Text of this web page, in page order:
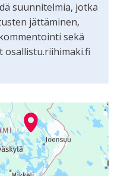
suunnitelmia, jotka
jättäminen,
sekä
osallistu.riihimaki.fi
kartta, joka esittää